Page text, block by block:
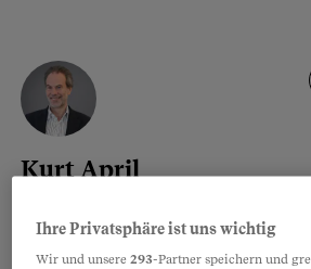
Kurt April
Ihre Privatsphäre ist uns wichtig
Wir und unsere293-Partner speichern und